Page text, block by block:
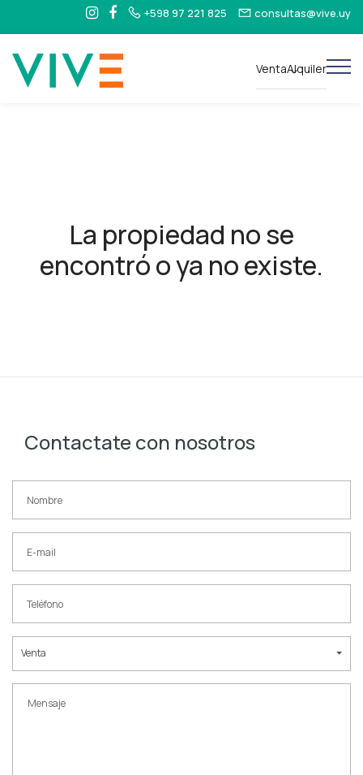
+598 97 221 825 consultas@vive.uy
VentaAlquiler
La propiedad no se
encontró o ya no existe.
Contactate con nosotros
Venta